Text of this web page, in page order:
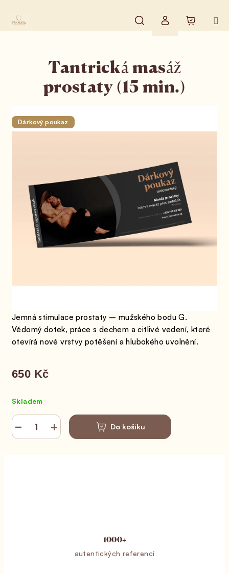
HledatPřihlášení
Jemná stimulace prostaty – mužského bodu G.
Vědomý dotek, práce s dechem a citlivé vedení, které
otevírá nové vrstvy potěšení a hlubokého uvolnění.
650 Kč
Skladem
+
− Do košíku
Tantrická masáž
prostaty (15 min.)
Dárkový poukaz
1000+
autentických referencí